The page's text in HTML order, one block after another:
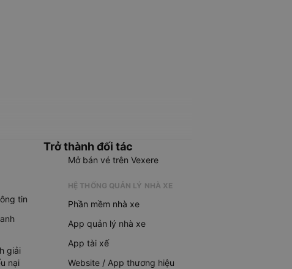
tin
giải
nại
Trở thành đối tác
Mở bán vé trên Vexere
HỆ THỐNG QUẢN LÝ NHÀ XE
Phần mềm nhà xe
App quản lý nhà xe
App tài xế
Website / App thương hiệu